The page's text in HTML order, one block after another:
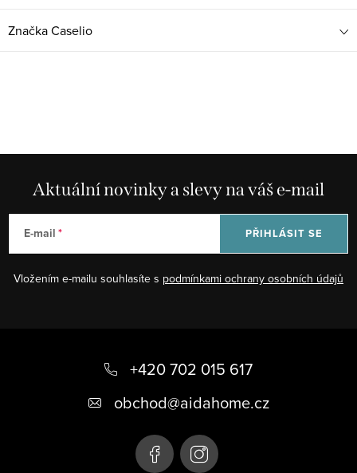
ZnačkaCaselio
Aktuální novinky a slevy na váš e-mail
E-mail
Vložením e-mailu souhlasíte s podmínkami ochrany osobních údajů
PŘIHLÁSIT SE
+420 702 015 617
obchod@aidahome.cz